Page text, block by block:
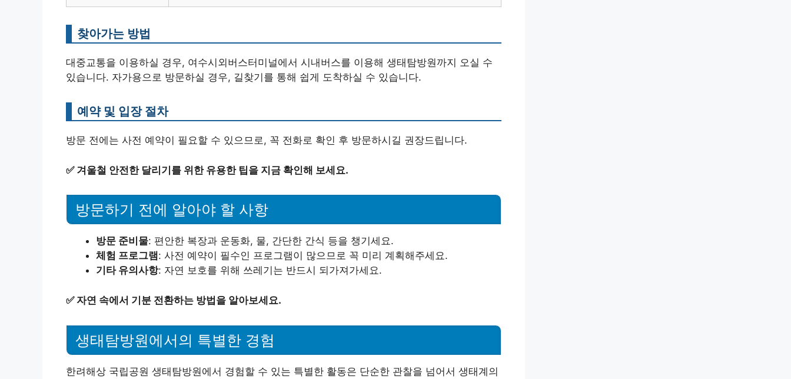
찾아가는 방법
대중교통을 이용하실 경우, 여수시외버스터미널에서 시내버스를 이용해 생태탐방원까지 오실 수
있습니다. 자가용으로 방문하실 경우, 길찾기를 통해 쉽게 도착하실 수 있습니다.
예약 및 입장 절차
방문 전에는 사전 예약이 필요할 수 있으므로, 꼭 전화로 확인 후 방문하시길 권장드립니다.
✅ 겨울철 안전한 달리기를 위한 유용한 팁을 지금 확인해 보세요.
방문하기 전에 알아야 할 사항
방문 준비물: 편안한 복장과 운동화, 물, 간단한 간식 등을 챙기세요.
체험 프로그램: 사전 예약이 필수인 프로그램이 많으므로 꼭 미리 계획해주세요.
기타 유의사항: 자연 보호를 위해 쓰레기는 반드시 되가져가세요.
✅ 자연 속에서 기분 전환하는 방법을 알아보세요.
생태탐방원에서의 특별한 경험
한려해상 국립공원 생태탐방원에서 경험할 수 있는 특별한 활동은 단순한 관찰을 넘어서 생태계의